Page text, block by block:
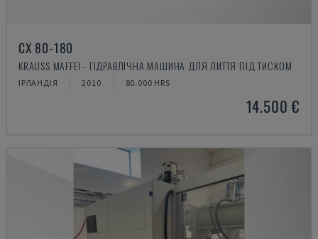
CX 80-180
KRAUSS MAFFEI - ГІДРАВЛІЧНА МАШИНА ДЛЯ ЛИТТЯ ПІД ТИСКОМ
ІРЛАНДІЯ 2010 80.000 HRS
14.500 €